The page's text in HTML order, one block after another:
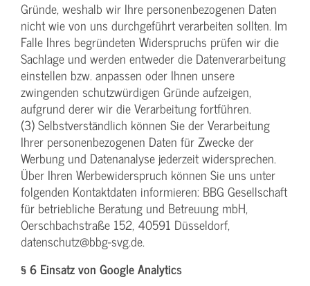
Gründe, weshalb wir Ihre personenbezogenen Daten
nicht wie von uns durchgeführt verarbeiten sollten. Im
Falle Ihres begründeten Widerspruchs prüfen wir die
Sachlage und werden entweder die Datenverarbeitung
einstellen bzw. anpassen oder Ihnen unsere
zwingenden schutzwürdigen Gründe aufzeigen,
aufgrund derer wir die Verarbeitung fortführen.
(3) Selbstverständlich können Sie der Verarbeitung
Ihrer personenbezogenen Daten für Zwecke der
Werbung und Datenanalyse jederzeit widersprechen.
Über Ihren Werbewiderspruch können Sie uns unter
folgenden Kontaktdaten informieren: BBG Gesellschaft
für betriebliche Beratung und Betreuung mbH,
Oerschbachstraße 152, 40591 Düsseldorf,
datenschutz@bbg-svg.de.
§ 6 Einsatz von Google Analytics